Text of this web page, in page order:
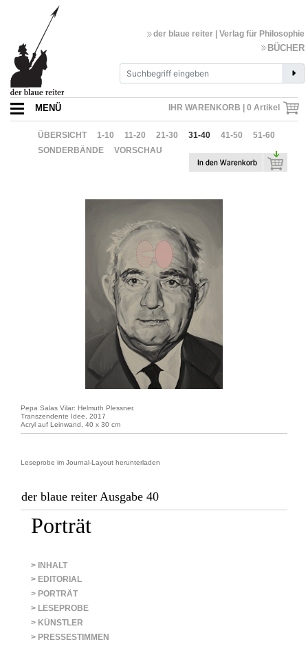
IHR WARENKORB | 0 Artikel
der blaue reiter | Verlag für Philosophie
BÜCHER
MENÜ
ÜBERSICHT 1-10 11-20 21-30 31-40 41-50
51-60
SONDERBÄNDE
VORSCHAU
Pepa Salas Vilar: Helmuth Plessner.
Transzendente Idee, 2017
Acryl auf Leinwand, 40 x 30 cm
Leseprobe im Journal-Layout herunterladen
der blaue reiter Ausgabe 40
Porträt
> INHALT
> EDITORIAL
> PORTRÄT
> LESEPROBE
> KÜNSTLER
> PRESSESTIMMEN